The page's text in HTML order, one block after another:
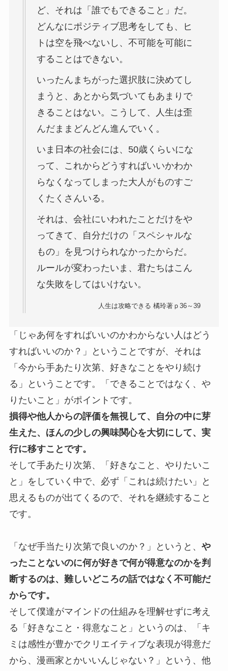
ど、それは「誰でもできること」だ。
どんなにポジティブ思考をしても、ヒ
トは空を飛べないし、不可能を可能に
することはできない。
いったんまちがった選択肢に決めてし
まうと、あとから気づいてもあまりで
きることはない。こうして、人生は歪
んだままどんどん進んでいく。
いま日本の社会には、50歳くらいにな
って、これからどうすればいいかわか
らなくなってしまった大人がものすご
くたくさんいる。
それは、会社にいわれたことだけをや
ってきて、自分だけの「スペシャルな
もの」を見つけられなかったからだ。
ルールが変わったいま、君たちはこん
な失敗をしてはいけない。
人生は攻略できる 橘玲著ｐ36～39
「じゃあ何をすればいいのかわからない人はどう
すればいいのか？」ということですが、それは
「今から手あたり次第、好きなことをやり続け
る」ということです。「できることではなく、や
りたいこと」がポイントです。
損得や他人からの評価を無視して、自分の中に芽
生えた、ほんの少しの興味関心を大切にして、実
行に移すことです。
そして手あたり次第、「好きなこと、やりたいこ
と」をしていく中で、必ず「これは続けたい」と
思えるものが出てくるので、それを継続すること
です。
「なぜ手当たり次第で良いのか？」というと、 や
ったことないのに何が好きで何が得意なのかを判
断するのは、難しいどころの話ではなく不可能だ
からです。
そして僕達がマインドの仕組みを理解せずに考え
る「好きなこと・得意なこと」というのは、「キ
ミは感性が豊かでクリエイティブな表現が得意だ
から、漫画家とかいいんじゃない？」という、他